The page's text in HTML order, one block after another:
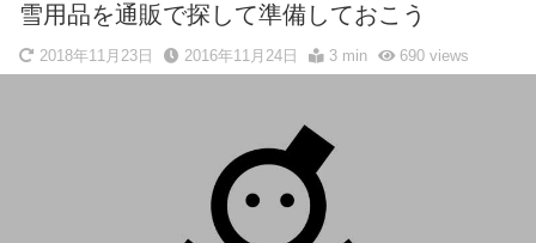
雪用品を通販で探して準備しておこう
2018年11月23日 2016年11月24日 3 min 690views